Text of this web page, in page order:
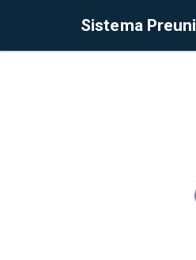
Sistema